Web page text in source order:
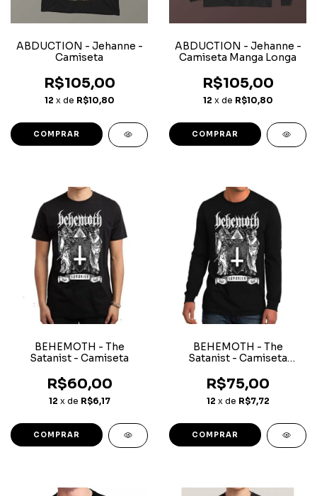
ABDUCTION - Jehanne -
Camiseta
R$105,00
12 x de R$10,80
COMPRAR
ABDUCTION - Jehanne -
Camiseta Manga Longa
R$105,00
12 x de R$10,80
COMPRAR
BEHEMOTH - The
Satanist - Camiseta
R$60,00
12 x de R$6,17
COMPRAR
BEHEMOTH - The
Satanist - Camiseta
R$75,00
12 x de R$7,72
COMPRAR